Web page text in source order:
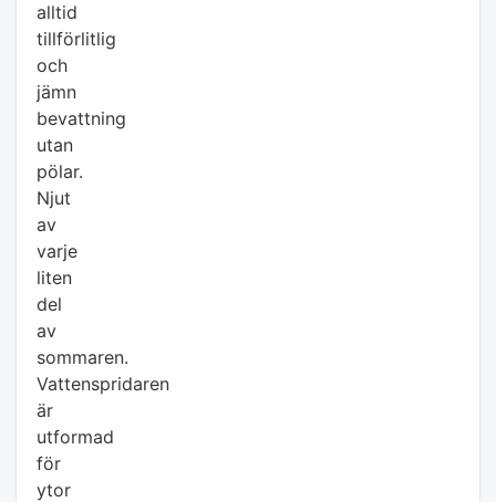
alltid
tillförlitlig
och
jämn
bevattning
utan
pölar.
Njut
av
varje
liten
del
av
sommaren.
Vattenspridaren
är
utformad
för
ytor